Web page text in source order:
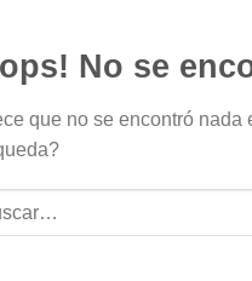
No se
que no se encontró